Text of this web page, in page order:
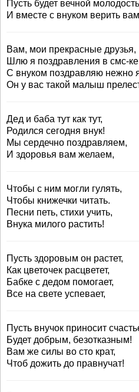
Пусть будет вечной
И вместе с внуком верить
Вам, мои прекрасные друзья,
Шлю я поздравления в смс-
С внуком поздравляю нежно
Он у вас такой малыш
Дед и баба тут как тут,
Родился сегодня внук!
Мы сердечно поздравляем,
И здоровья вам желаем,
Чтобы с ним могли гулять,
Чтобы книжечки читать.
Песни петь, стихи учить,
Внука милого растить!
Пусть здоровым он растет,
Как цветочек расцветет,
Бабке с дедом помогает,
Все на свете успевает,
Пусть внучок приносит
Будет добрым, безотказным!
Вам же силы во сто крат,
Чтоб дожить до правнучат!